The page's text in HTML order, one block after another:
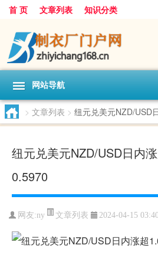
首 页 文章列表 知识分类
网站导航
> 文章列表 > 纽元兑美元NZD/USD
纽元兑美元NZD/USD日内
0.5970
网友:ny 文章列表 2024-04-15